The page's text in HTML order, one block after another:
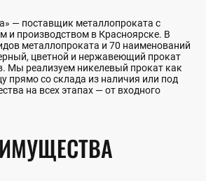
— поставщик металлопроката с
и производством в Красноярске. В
металлопроката и 70 наименований
цветной и нержавеющий прокат
Мы реализуем никелевый прокат как
прямо со склада из наличия или под
на всех этапах — от входного